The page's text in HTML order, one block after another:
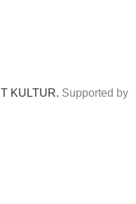
KULTUR. Supported by